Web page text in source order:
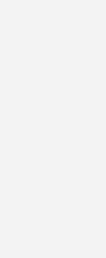
für 6 bis 12
die Therapie bei
nach 6 bis
Männern
Testosteron-
Dosis so
Normbereich
(alle 3 bis
(PSA,